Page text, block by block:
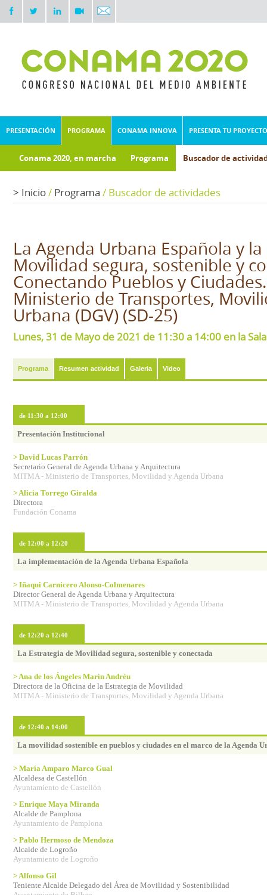
PRESENTACIÓN PROGRAMA CONAMA INNOVA PRESENTA TU PROYECTO
Conama 2020, en marcha Programa Buscador de
> Inicio/ Programa / Buscador de actividades
La Agenda Urbana Española y
Movilidad segura, sostenible y
Conectando Pueblos y
Ministerio de Transportes,
Urbana (DGV) (SD-25)
Lunes, 31 de Mayo de 2021 de 11:30 a 14:00 en la
Programa Resumen actividad Galeria Video
de 11:30 a 12:00
Presentación Institucional
> David Lucas Parrón
Secretario General de Agenda Urbana y Arquitectura
MITMA - Ministerio de Transportes, Movilidad y Agenda Urbana
> Alicia Torrego Giralda
Directora
Fundación Conama
de 12:00 a 12:20
La implementación de la Agenda Urbana Española
> Iñaqui Carnicero Alonso-Colmenares
Director General de Agenda Urbana y Arquitectura
MITMA - Ministerio de Transportes, Movilidad y Agenda Urbana
de 12:20 a 12:40
La Estrategia de Movilidad segura, sostenible y conectada
> Ana de los Ángeles Marín Andréu
Directora de la Oficina de la Estrategia de Movilidad
MITMA - Ministerio de Transportes, Movilidad y Agenda Urbana
de 12:40 a 14:00
La movilidad sostenible en pueblos y ciudades en el marco de la Agenda
> María Amparo Marco Gual
Alcaldesa de Castellón
Ayuntamiento de Castellón
> Enrique Maya Miranda
Alcalde de Pamplona
Ayuntamiento de Pamplona
> Pablo Hermoso de Mendoza
Alcalde de Logroño
Ayuntamiento de Logroño
> Alfonso Gil
Teniente Alcalde Delegado del Área de Movilidad y Sostenibilidad